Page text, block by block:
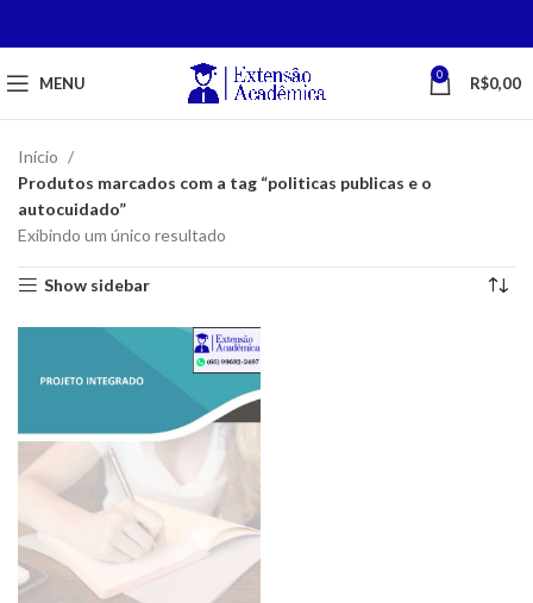
MENU 0 R$0,00
Início
Produtos marcados com a tag “politicas publicas e o
autocuidado”
Exibindo um único resultado
Show sidebar